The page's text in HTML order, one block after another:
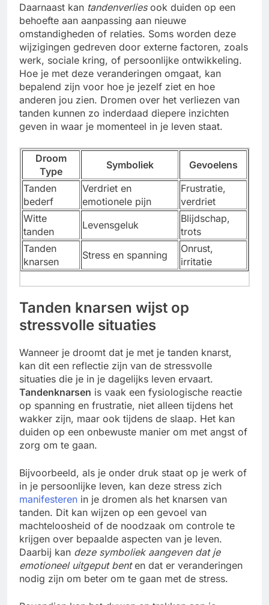
Daarnaast kan tandenverliesook duiden op een
behoefte aan aanpassing aan nieuwe
omstandigheden of relaties. Soms worden deze
wijzigingen gedreven door externe factoren, zoals
werk, sociale kring, of persoonlijke ontwikkeling.
Hoe je met deze veranderingen omgaat, kan
bepalend zijn voor hoe je jezelf ziet en hoe
anderen jou zien. Dromen over het verliezen van
tanden kunnen zo inderdaad diepere inzichten
geven in waar je momenteel in je leven staat.
Droom
Type
Symboliek
Gevoelens
Tanden
bederf
Verdriet en
emotionele pijn
Frustratie,
verdriet
Witte
tanden
Levensgeluk
Blijdschap,
trots
Tanden
knarsen
Stress en spanning
Onrust,
irritatie
Tanden knarsen wijst op
stressvolle situaties
Wanneer je droomt dat je met je tanden knarst,
kan dit een reflectie zijn van de stressvolle
situaties die je in je dagelijks leven ervaart.
Tandenknarsen is vaak een fysiologische reactie
op spanning en frustratie, niet alleen tijdens het
wakker zijn, maar ook tijdens de slaap. Het kan
duiden op een onbewuste manier om met angst of
zorg om te gaan.
Bijvoorbeeld, als je onder druk staat op je werk of
in je persoonlijke leven, kan deze stress zich
manifesteren in je dromen als het knarsen van
tanden. Dit kan wijzen op een gevoel van
machteloosheid of de noodzaak om controle te
krijgen over bepaalde aspecten van je leven.
Daarbij kan deze symboliek aangeven dat je
emotioneel uitgeput benten dat er veranderingen
nodig zijn om beter om te gaan met de stress.